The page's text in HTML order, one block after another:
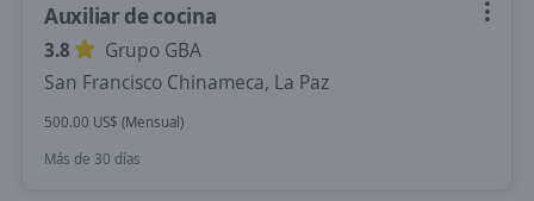
Auxiliar de cocina
3.8
Grupo GBA
San Francisco Chinameca, La Paz
500.00 US$ (Mensual)
Más de 30 días